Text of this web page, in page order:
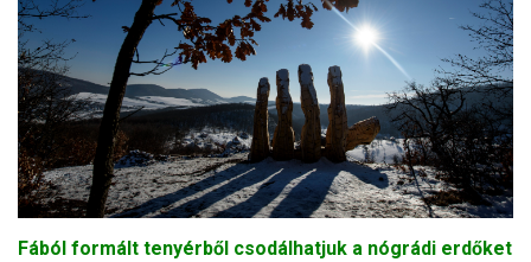
Fából formált tenyérből csodálhatjuk a nógrádi erdőket